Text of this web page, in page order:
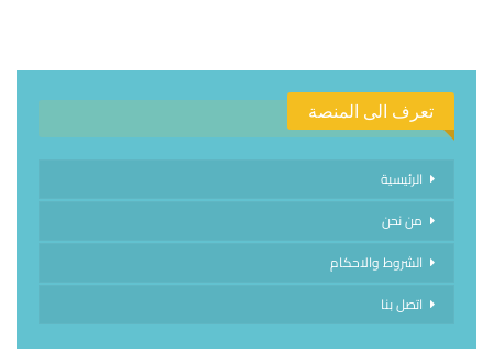
تعرف الى المنصة
الرئيسية
من نحن
الشروط والاحكام
اتصل بنا